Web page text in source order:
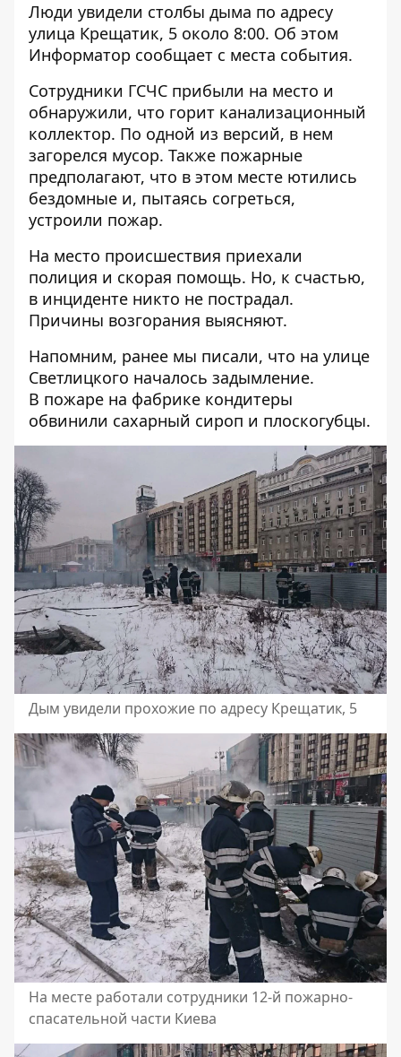
Люди увидели столбы дыма по адресу
улица Крещатик, 5 около 8:00. Об этом
Информатор сообщает с места события.
Сотрудники ГСЧС прибыли на место и
обнаружили, что горит канализационный
коллектор. По одной из версий, в нем
загорелся мусор. Также пожарные
предполагают, что в этом месте ютились
бездомные и, пытаясь согреться,
устроили пожар.
На место происшествия приехали
полиция и скорая помощь. Но, к счастью,
в инциденте никто не пострадал.
Причины возгорания выясняют.
Напомним, ранее мы писали, что на улице
Светлицкого началось задымление.
В пожаре на фабрике кондитеры
обвинили сахарный сироп и плоскогубцы.
Дым увидели прохожие по адресу Крещатик, 5
На месте работали сотрудники 12-й пожарно-
спасательной части Киева